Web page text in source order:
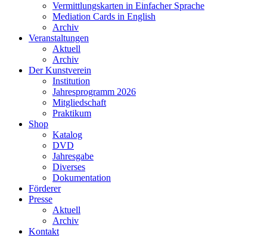
Vermittlungskarten in Einfacher Sprache
Mediation Cards in English
Archiv
Veranstaltungen
Aktuell
Archiv
Der Kunstverein
Institution
Jahresprogramm 2026
Mitgliedschaft
Praktikum
Shop
Katalog
DVD
Jahresgabe
Diverses
Dokumentation
Förderer
Presse
Aktuell
Archiv
Kontakt